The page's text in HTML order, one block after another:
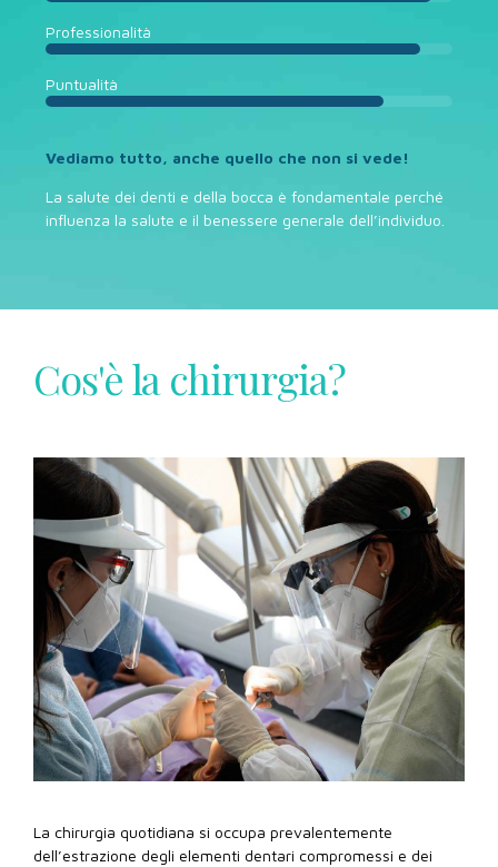
Professionalità
Puntualità
Vediamo tutto, anche quello che non si vede!
La salute dei denti e della bocca è fondamentale perché
influenza la salute e il benessere generale dell’individuo.
Cos'è la chirurgia?
La chirurgia quotidiana si occupa prevalentemente
dell’estrazione degli elementi dentari compromessi e dei